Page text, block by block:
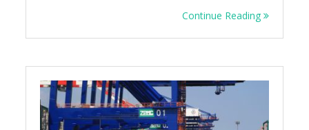
Continue Reading